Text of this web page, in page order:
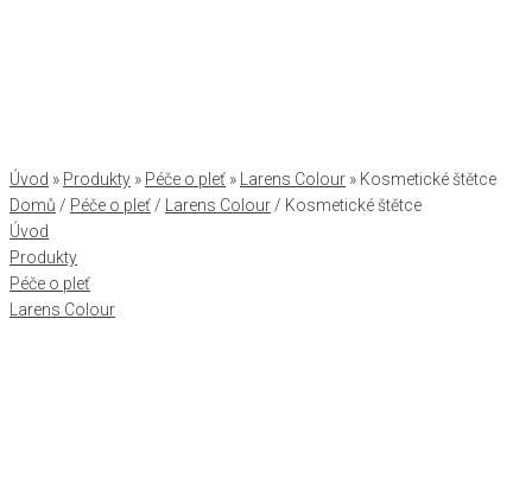
Úvod » Produkty » Péče o pleť » Larens Colour » Kosmetické štětce
Domů / Péče o pleť / Larens Colour / Kosmetické štětce
Úvod
Produkty
Péče o pleť
Larens Colour